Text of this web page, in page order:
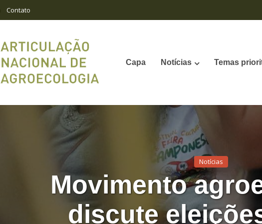
Contato
Capa Notícias Temas
Notícias
Movimento
discute